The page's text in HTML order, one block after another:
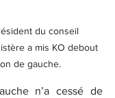
du conseil
a mis KO debout
de gauche.
n’a cessé de